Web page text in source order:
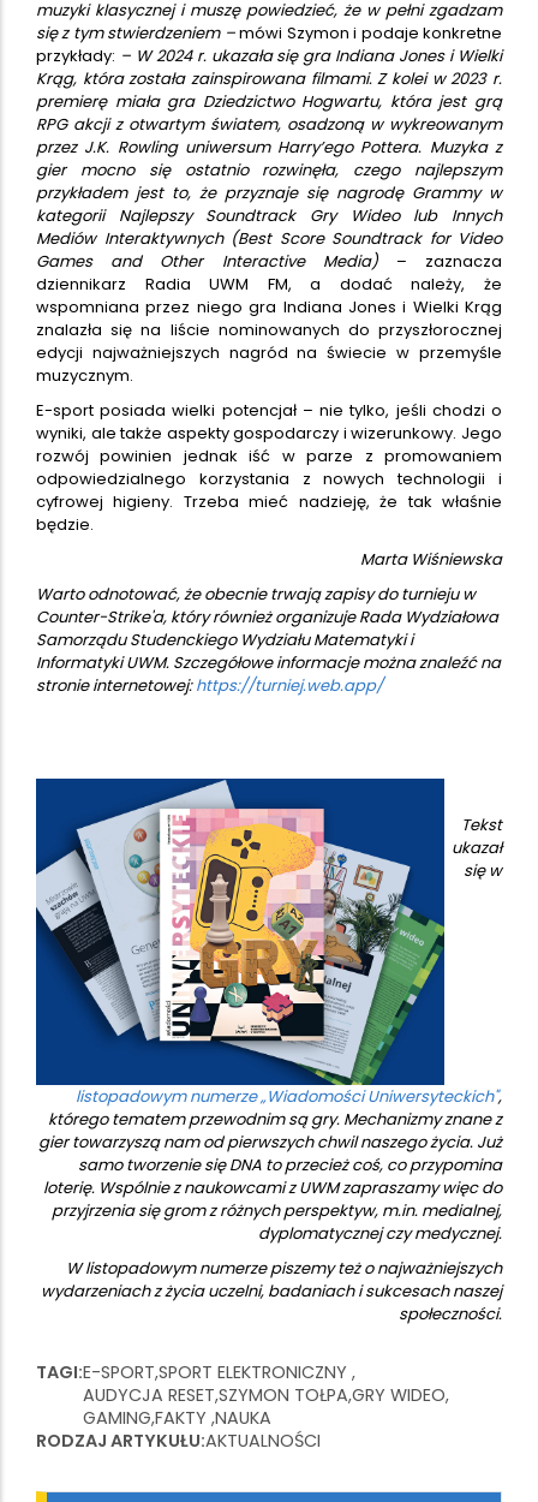
muzyki klasycznej i muszę powiedzieć, że w pełni zgadzam
się z tym stwierdzeniem –mówi Szymon i podaje konkretne
przykłady: – W 2024 r. ukazała się gra Indiana Jones i Wielki
Krąg, która została zainspirowana filmami. Z kolei w 2023 r.
premierę miała gra Dziedzictwo Hogwartu, która jest grą
RPG akcji z otwartym światem, osadzoną w wykreowanym
przez J.K. Rowling uniwersum Harry’ego Pottera. Muzyka z
gier mocno się ostatnio rozwinęła, czego najlepszym
przykładem jest to, że przyznaje się nagrodę Grammy w
kategorii Najlepszy Soundtrack Gry Wideo lub Innych
Mediów Interaktywnych (Best Score Soundtrack for Video
Games and Other Interactive Media)– zaznacza
dziennikarz Radia UWM FM, a dodać należy, że
wspomniana przez niego gra Indiana Jones i Wielki Krąg
znalazła się na liście nominowanych do przyszłorocznej
edycji najważniejszych nagród na świecie w przemyśle
muzycznym.
E-sport posiada wielki potencjał – nie tylko, jeśli chodzi o
wyniki, ale także aspekty gospodarczy i wizerunkowy. Jego
rozwój powinien jednak iść w parze z promowaniem
odpowiedzialnego korzystania z nowych technologii i
cyfrowej higieny. Trzeba mieć nadzieję, że tak właśnie
będzie.
Marta Wiśniewska
Warto odnotować, że obecnie trwają zapisy do turnieju w
Counter-Strike'a, który również organizuje Rada Wydziałowa
Samorządu Studenckiego Wydziału Matematyki i
Informatyki UWM. Szczegółowe informacje można znaleźć na
stronie internetowej:https://turniej.web.app/
Tekst
ukazał
się w
listopadowym numerze „Wiadomości Uniwersyteckich",
którego tematem przewodnim są gry. Mechanizmy znane z
gier towarzyszą nam od pierwszych chwil naszego życia. Już
samo tworzenie się DNA to przecież coś, co przypomina
loterię. Wspólnie z naukowcami z UWM zapraszamy więc do
przyjrzenia się grom z różnych perspektyw, m.in. medialnej,
dyplomatycznej czy medycznej.
W listopadowym numerze piszemy też o najważniejszych
wydarzeniach z życia uczelni, badaniach i sukcesach naszej
społeczności.
TAGI E-SPORT SPORT ELEKTRONICZNY
AUDYCJA RESET SZYMON TOŁPA GRY WIDEO
GAMING FAKTY NAUKA
RODZAJ ARTYKUŁU AKTUALNOŚCI